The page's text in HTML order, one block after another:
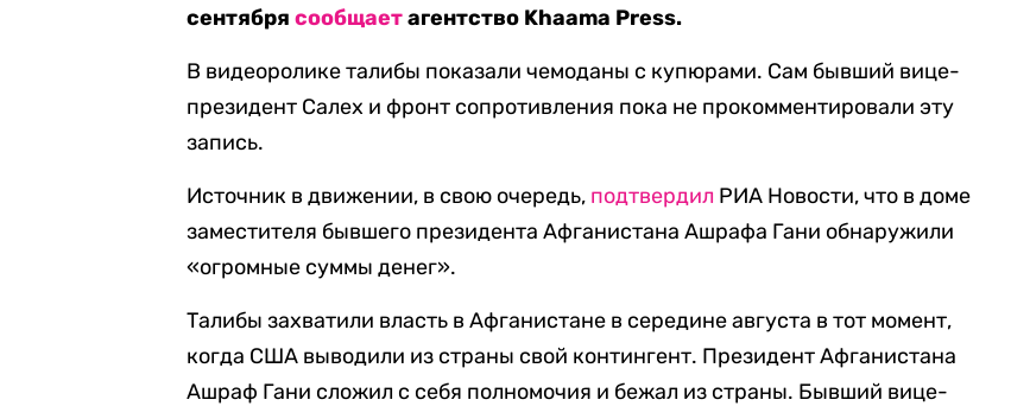
сентябрясообщаетагентство Khaama Press.
В видеоролике талибы показали чемоданы с купюрами. Сам бывший вице-
президент Салех и фронт сопротивления пока не прокомментировали эту
запись.
Источник в движении, в свою очередь, подтвердил РИА Новости, что в доме
заместителя бывшего президента Афганистана Ашрафа Гани обнаружили
«огромные суммы денег».
Талибы захватили власть в Афганистане в середине августа в тот момент,
когда США выводили из страны свой контингент. Президент Афганистана
Ашраф Гани сложил с себя полномочия и бежал из страны. Бывший вице-